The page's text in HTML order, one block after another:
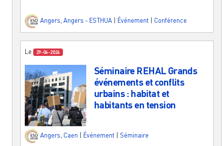
Angers Angers - ESTHUA Événement Conférence
Le 29-06-2026
Séminaire REHAL Grands
événements et conflits
urbains : habitat et
habitants en tension
Angers, Caen Événement Séminaire